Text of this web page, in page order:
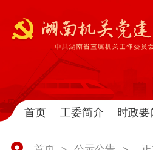
首页 工委简介 时政要